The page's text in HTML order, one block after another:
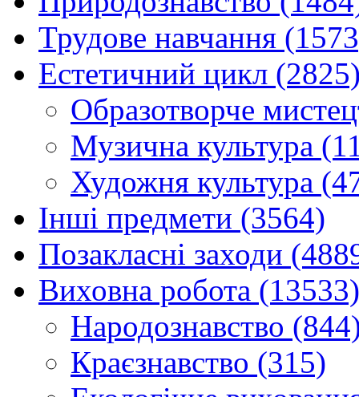
Трудове навчання
Естетичний цикл
Образотворче
Музична культура
Художня культура
Інші предмети (3564)
Позакласні заходи
Виховна робота (13533)
Народознавство
Краєзнавство (315)